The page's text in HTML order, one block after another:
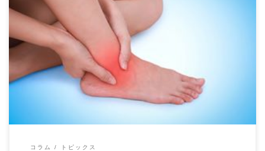
日常生活での痛みでお悩みの方も当ジムへいらっしゃいます。
痛みとはなにか？ […]
コラム トピックス